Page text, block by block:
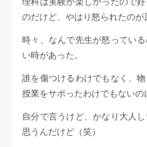
のだけど、やはり怒られたのが
時々、なんで先生が怒ってい
い時があった。
誰を傷つけるわけでもなく、物
授業をサボったわけでもないの
自分で言うけど、かなり大人
思うんだけど（笑）